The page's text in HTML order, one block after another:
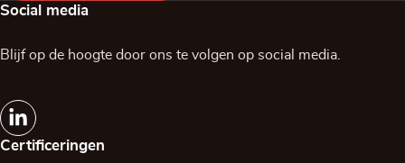
Social media
Blijf op de hoogte door ons te volgen op social media.
Certificeringen